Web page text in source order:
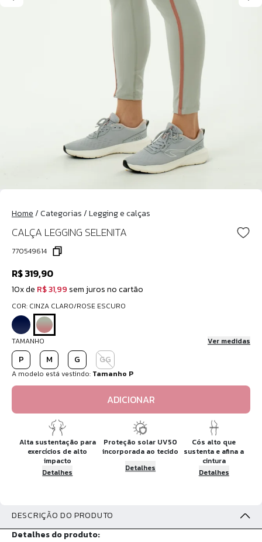
Home/Categorias/Legging e calças
CALÇA LEGGING SELENITA
770549614
R$ 319,90
10x de R$ 31,99 sem juros no cartão
COR: CINZA CLARO/ROSE ESCURO
TAMANHO Ver medidas
P M G GG
A modelo está vestindo: Tamanho P
ADICIONAR
Alta sustentação para
exercícios de alto
impacto
Detalhes
Proteção solar UV50
incorporada ao tecido
Detalhes
Cós alto que
sustenta e afina a
cintura
Detalhes
DESCRIÇÃO DO PRODUTO
Detalhes do produto: